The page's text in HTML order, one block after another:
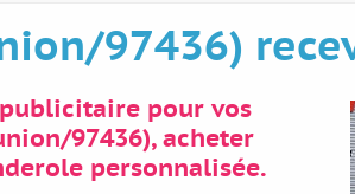
97436)
pour vos
97436), acheter
personnalisée.